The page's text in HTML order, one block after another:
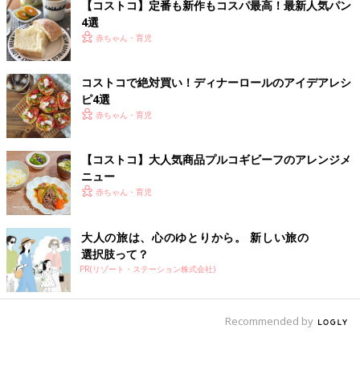
【コストコ】定番も新作もコスパ最高！最新人気パン
4選
赤ちゃん・育児
コストコで絶対買い！ディナーロールのアイデアレシ
ピ4選
赤ちゃん・育児
【コストコ】大人気商品プルコギビーフのアレンジメ
ニュー
赤ちゃん・育児
大人の旅は、心のゆとりから。 新しい旅の
選択肢って？
PR(リゾート・ステーション株式会社)
Recommended by